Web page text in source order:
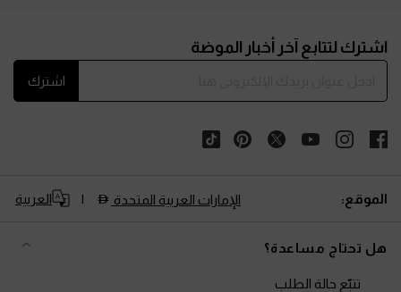
اشترك لتتابع آخر أخبار الموضة
اشترك
الموقع: الإمارات العربية المتحدة العربية
هل تحتاج مساعدة؟
تتبّع حالة الطلب